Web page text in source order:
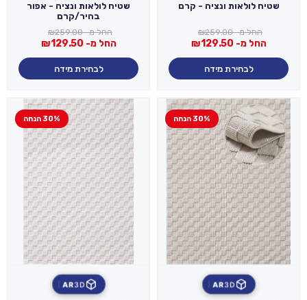
שטיח לולאות ונציה - קרם
החל מ- ₪259.00
החל מ- ₪129.50
לבחירת מידה
שטיח לולאות ונציה - אפור
בהיר/קרם
החל מ- ₪259.00
החל מ- ₪129.50
לבחירת מידה
30% הנחה
3D
AR
30% הנחה
3D
AR